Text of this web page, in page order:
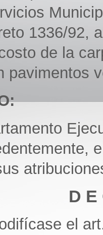
1336/92,
de la
pavimentos
D E
el